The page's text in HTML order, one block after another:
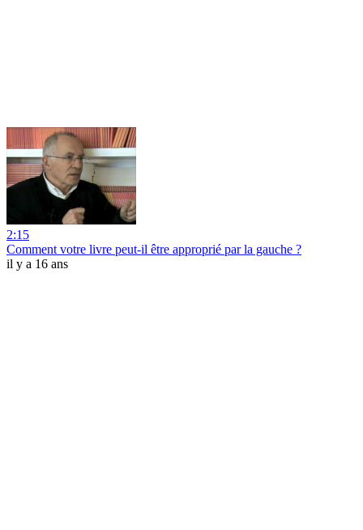
2:15
Comment votre livre peut-il être approprié par la gauche ?
il y a 16 ans